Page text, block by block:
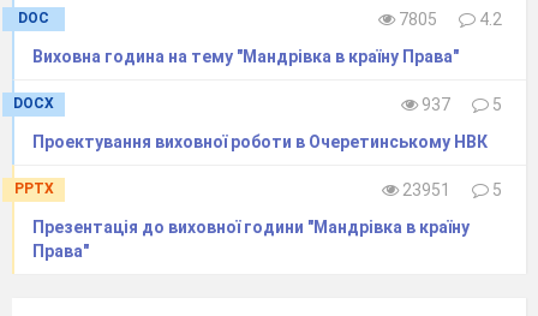
- 20% - довкілля;
- 50% - способу життя.
Здоров'я не існує саме по собі, воно не дається
на все життя, не є постійним і незмінним. Воно
потребує турботи протягом усього життя
людини. Тому треба з раннього дитинства
загартовувати свій організм спортом,
DOC 7805
4.2
Виховна година на тему "Мандрівка в країну Права"
DOCX 937
5
Проектування виховної роботи в Очеретинському НВК
PPTX 23951
5
Презентація до виховної години "Мандрівка в країну
Права"